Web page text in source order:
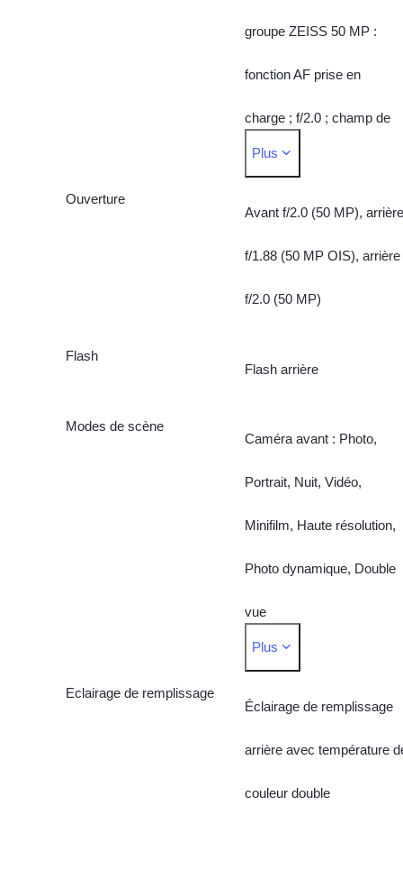
groupe ZEISS 50 MP :
fonction AF prise en
charge ; f/2.0 ; champ de
vision 92° ; objectif 5P
Caméra arrière :
Caméra principale OIS
ZEISS 50 MP : fonction
champ de vision 84° ;
Plus
Ouverture
Avant f/2.0 (50 MP), arrière
f/1.88 (50 MP OIS), arrière
f/2.0 (50 MP)
Flash
Flash arrière
Modes de scène
Caméra avant : Photo,
Portrait, Nuit, Vidéo,
Minifilm, Haute résolution,
Photo dynamique, Double
vue
Caméra arrière : Photo,
Portrait, Nuit, Vidéo,
Minifilm, Haute résolution,
Panorama, Documents,
Plus
Eclairage de remplissage
Éclairage de remplissage
arrière avec température
couleur double